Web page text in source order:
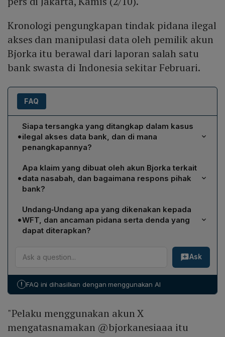
Kronologi pengungkapan tindak pidana ilegal
akses dan manipulasi data oleh pemilik akun
Bjorka itu berawal dari laporan salah satu
bank swasta di Indonesia sekitar Februari.
FAQ
•
Siapa tersangka yang ditangkap dalam kasus
ilegal akses data bank, dan di mana
penangkapannya?
Tersangka berinisial WFT, berusia 22 tahun, pemilik
akun X @bjorka dan @Bjorkanesiaa, ditangkap pada
Selasa 23 September di Kabupaten Minahasa, Sulawesi
•
Apa klaim yang dibuat oleh akun Bjorka terkait
data nasabah, dan bagaimana respons pihak
bank?
Akun Bjorka mengklaim telah meretas atau hack 4,9 juta
akun database nasabah, serta mengunggah tampilan
basis data nasabah bank swasta ke X, bahkan
menyebut memiliki 890 ribu akses ke data nasabah dan
4,9 juta basis data BCA. Pihak BCA melalui EVP
Corporate Communication and Social Responsibility
Hera F Haryn membantah adanya kebocoran data
nasabah dan menegaskan tidak ada data yang bocor.
•
Undang‑Undang apa yang dikenakan kepada
WFT, dan ancaman pidana serta denda yang
dapat diterapkan?
WFT dikenakan Pasal 46 jo Pasal 30, Pasal 48 jo Pasal
32, atau Pasal 51 ayat (1) jo Pasal 35 Undang‑Undang
Nomor 11 Tahun 2008 tentang Informasi dan Transaksi
Tahun 2024. Ancaman pidana paling lama 12 tahun
Ask
! FAQ ini dihasilkan dengan menggunakan AI
"Pelaku menggunakan akun X
mengatasnamakan @bjorkanesiaaa itu